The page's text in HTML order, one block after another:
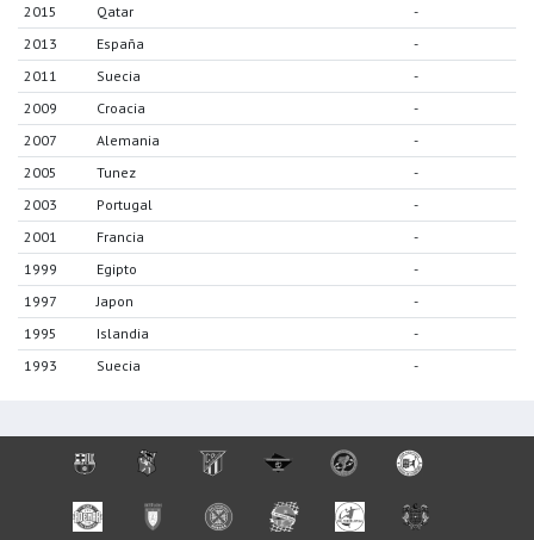
2015
Qatar
-
2013
España
-
2011
Suecia
-
2009
Croacia
-
2007
Alemania
-
2005
Tunez
-
2003
Portugal
-
2001
Francia
-
1999
Egipto
-
1997
Japon
-
1995
Islandia
-
1993
Suecia -